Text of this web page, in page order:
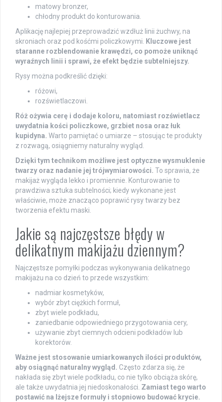
matowy bronzer,
chłodny produkt do konturowania.
Aplikację najlepiej przeprowadzić wzdłuż linii żuchwy, na
skroniach oraz pod kośćmi policzkowymi.
Kluczowe jest
staranne rozblendowanie krawędzi, co pomoże uniknąć
wyraźnych linii i sprawi, że efekt będzie subtelniejszy.
Rysy można podkreślić dzięki:
różowi,
rozświetlaczowi.
Róż ożywia cerę i dodaje koloru, natomiast rozświetlacz
uwydatnia kości policzkowe, grzbiet nosa oraz łuk
kupidyna. Warto pamiętać o umiarze – stosując te produkty
z rozwagą, osiągniemy naturalny wygląd.
Dzięki tym technikom możliwe jest optyczne wysmuklenie
twarzy oraz nadanie jej trójwymiarowości. To sprawia, że
makijaż wygląda lekko i promiennie. Konturowanie to
prawdziwa sztuka subtelności; kiedy wykonane jest
właściwie, może znacząco poprawić rysy twarzy bez
tworzenia efektu maski.
Jakie są najczęstsze błędy w
delikatnym makijażu dziennym?
Najczęstsze pomyłki podczas wykonywania delikatnego
makijażu na co dzień to przede wszystkim:
nadmiar kosmetyków,
wybór zbyt ciężkich formuł,
zbyt wiele podkładu,
zaniedbanie odpowiedniego przygotowania cery,
używanie zbyt ciemnych odcieni podkładów lub
korektorów.
Ważne jest stosowanie umiarkowanych ilości produktów,
aby osiągnąć naturalny wygląd. Często zdarza się, że
nakłada się zbyt wiele podkładu, co nie tylko obciąża skórę,
ale także uwydatnia jej niedoskonałości. Zamiast tego warto
postawić na lżejsze formuły i stopniowo budować krycie.